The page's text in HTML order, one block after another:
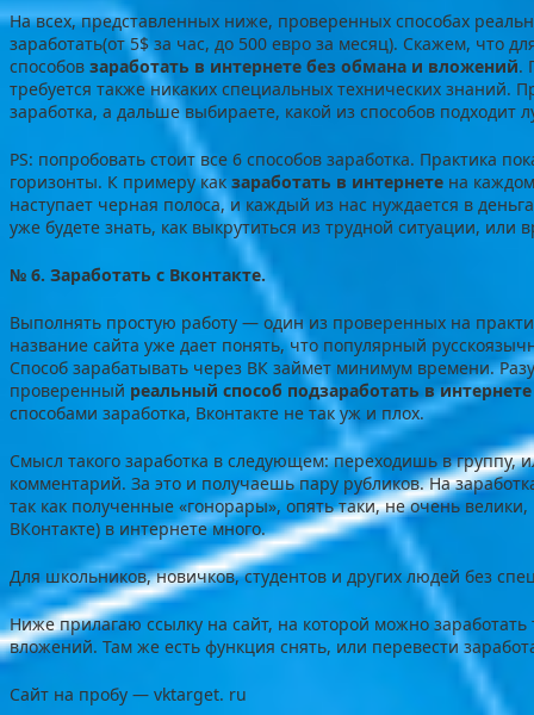
На всех, представленных ниже, проверенных способах
заработать(от 5$ за час, до 500 евро за месяц). Скажем, что
способов заработать в интернете без обмана и вложений.
требуется также никаких специальных технических знаний.
заработка, а дальше выбираете, какой из способов подходит
PS: попробовать стоит все 6 способов заработка. Практика
горизонты. К примеру как заработать в интернете на
наступает черная полоса, и каждый из нас нуждается в
уже будете знать, как выкрутиться из трудной ситуации, или
№ 6. Заработать с Вконтакте.
Выполнять простую работу — один из проверенных на
название сайта уже дает понять, что популярный
Способ зарабатывать через ВК займет минимум времени.
проверенный реальный способ подзаработать в
способами заработка, Вконтакте не так уж и плох.
Смысл такого заработка в следующем: переходишь в группу,
комментарий. За это и получаешь пару рубликов. На
так как полученные «гонорары», опять таки, не очень
ВКонтакте) в интернете много.
Для школьников, новичков, студентов и других людей без
Ниже прилагаю ссылку на сайт, на которой можно
вложений. Там же есть функция снять, или перевести
Сайт на пробу — vktarget. ru